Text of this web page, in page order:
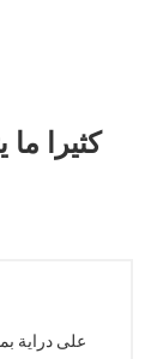
كثيرا
على دراية